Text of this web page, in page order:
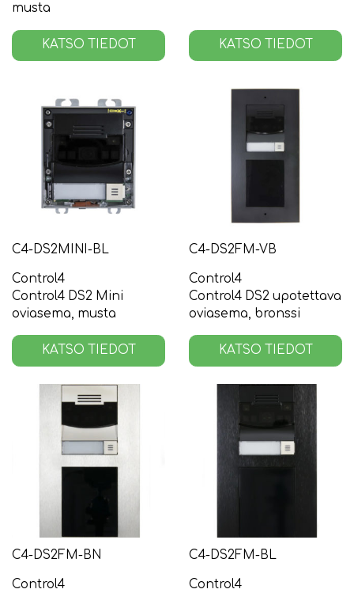
musta
KATSO TIEDOT KATSO TIEDOT
C4-DS2MINI-BL
Control4
Control4 DS2 Mini
oviasema, musta
KATSO TIEDOT
C4-DS2FM-VB
Control4
Control4 DS2 upotettava
oviasema, bronssi
KATSO TIEDOT
C4-DS2FM-BN
Control4
C4-DS2FM-BL
Control4